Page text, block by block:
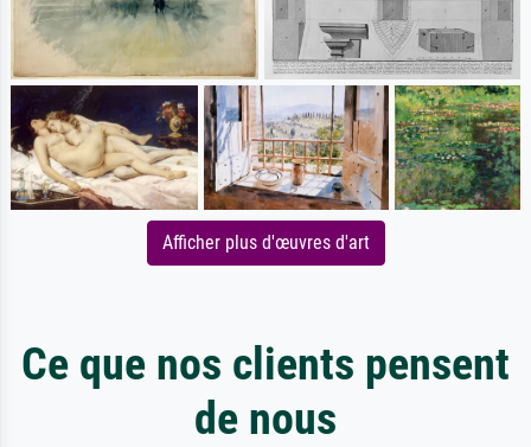
Afficher plus d'œuvres d'art
Ce que nos clients pensent
de nous